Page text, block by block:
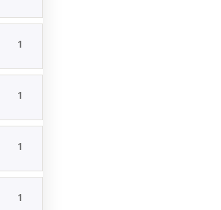
1
1
1
1
He leído y acepto los términos y